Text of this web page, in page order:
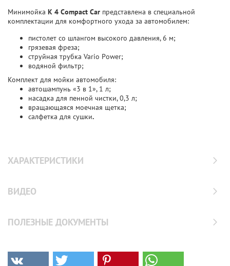
Минимойка K 4 Compact Car представлена в специальной
комплектации для комфортного ухода за автомобилем:
пистолет со шлангом высокого давления, 6 м;
грязевая фреза;
струйная трубка Vario Power;
водяной фильтр;
Комплект для мойки автомобиля:
автошампунь «3 в 1», 1 л;
насадка для пенной чистки, 0,3 л;
вращающаяся моечная щетка;
салфетка для сушки.
ХАРАКТЕРИСТИКИ
ВИДЕО
ПОЛЕЗНЫЕ ДОКУМЕНТЫ